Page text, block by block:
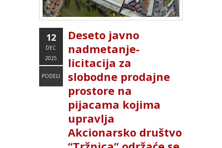
12
DEC
2025
PODELI
Deseto javno
nadmetanje-
licitacija za
slobodne prodajne
prostore na
pijacama kojima
upravlja
Akcionarsko društvo